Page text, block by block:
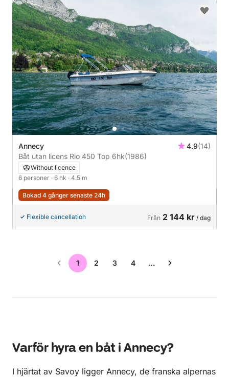
Annecy 4.9(14)
Båt utan licens Rio 450 Top 6hk(1986)
Without licence
6 personer · 6 hk · 4.5 m
Bokad 4 gånger senaste 24h
Flexible cancellation Från 2 144 kr / dag
1 2 3 4 …
Varför hyra en båt i Annecy?
I hjärtat av Savoy ligger Annecy, de franska alpernas